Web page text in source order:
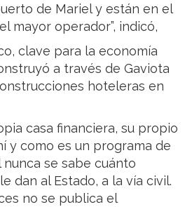
de Mariel y están en el
mayor operador”, indicó,
clave para la economía
a través de Gaviota
hoteleras en
casa financiera, su propio
y como es un programa de
se sabe cuánto
dan al Estado, a la vía civil.
no se publica el